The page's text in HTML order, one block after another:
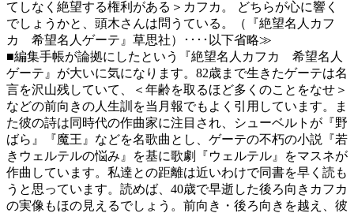
てしなく絶望する権利がある＞カフカ。 どちらが心に響く
でしょうかと、頭木さんは問うている。（『絶望名人カフ
カ 希望名人ゲーテ』草思社）････以下省略≫
■編集手帳が論拠にしたという『絶望名人カフカ 希望名人
ゲーテ』が大いに気になります。82歳まで生きたゲーテは名
言を沢山残していて、＜年齢を取るほど多くのことをなせ＞
などの前向きの人生訓を当月報でもよく引用しています。ま
た彼の詩は同時代の作曲家に注目され、シューベルトが『野
ばら』『魔王』などを名歌曲とし、ゲーテの不朽の小説『若
きウェルテルの悩み』を基に歌劇『ウェルテル』をマスネが
作曲しています。私達との距離は近いわけで同書を早く読も
うと思っています。読めば、40歳で早逝した後ろ向きカフカ
の実像もほの見えるでしょう。前向き・後ろ向きを越え、彼